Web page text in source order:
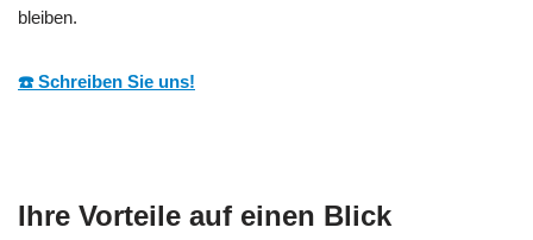
bleiben.
☎️ Schreiben Sie uns!
Ihre Vorteile auf einen Blick